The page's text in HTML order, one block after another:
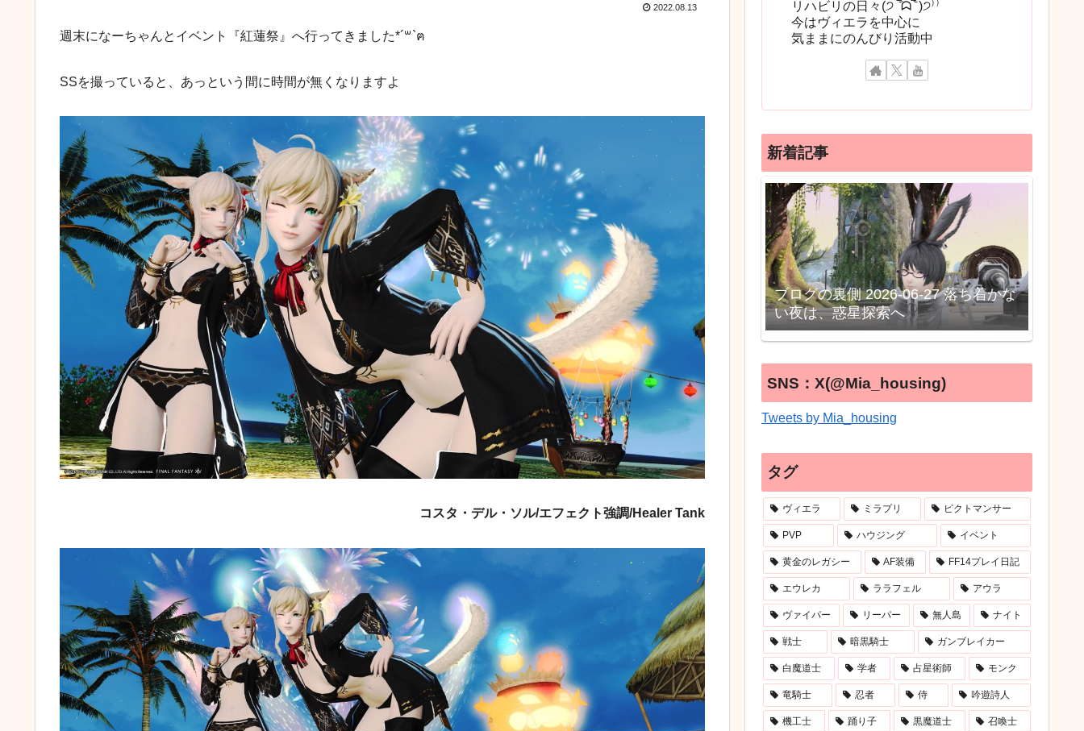
2022.08.13
週末になーちゃんとイベント『紅蓮祭』へ行ってきました*´꒳`ฅ
SSを撮っていると、あっという間に時間が無くなりますよ
コスタ・デル・ソル/エフェクト強調/Healer Tank
リハビリの日々(੭ ‾᷄ᗣ‾᷅ )੭⁾⁾
今はヴィエラを中心に
気ままにのんびり活動中
新着記事
ブログの裏側 2026-06-27 落ち着かな
い夜は、惑星探索へ
SNS：X(@Mia_housing)
Tweets by Mia_housing
タグ
ヴィエラ ミラプリ ピクトマンサー
PVP ハウジング イベント
黄金のレガシー AF装備 FF14プレイ日記
エウレカ ララフェル アウラ
ヴァイパー リーパー 無人島 ナイト
戦士 暗黒騎士 ガンブレイカー
白魔道士 学者 占星術師 モンク
竜騎士 忍者 侍 吟遊詩人
機工士 踊り子 黒魔道士 召喚士